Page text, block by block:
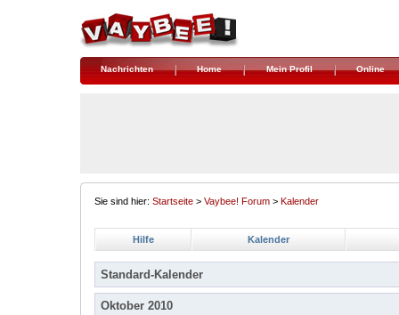
Nachrichten Home Mein Profil Online
Sie sind hier: Startseite > Vaybee! Forum > Kalender
Hilfe Kalender
Standard-Kalender
Oktober 2010